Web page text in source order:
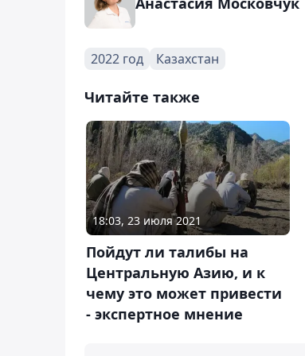
2022 год Казахстан
Читайте также
18:03, 23 июля 2021
Пойдут ли талибы на
Центральную Азию, и к
чему это может привести
- экспертное мнение